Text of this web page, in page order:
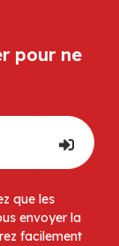
pour ne
que les
envoyer la
facilement